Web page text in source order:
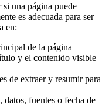
una página puede
es adecuada para ser
en:
de la página
y el contenido visible
de extraer y resumir para
datos, fuentes o fecha de